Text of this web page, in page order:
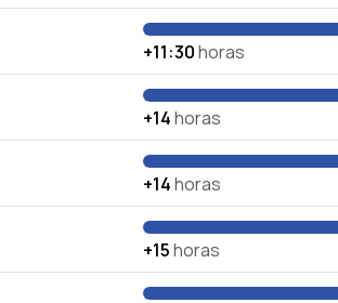
+11:30horas
+14horas
+14horas
+15horas